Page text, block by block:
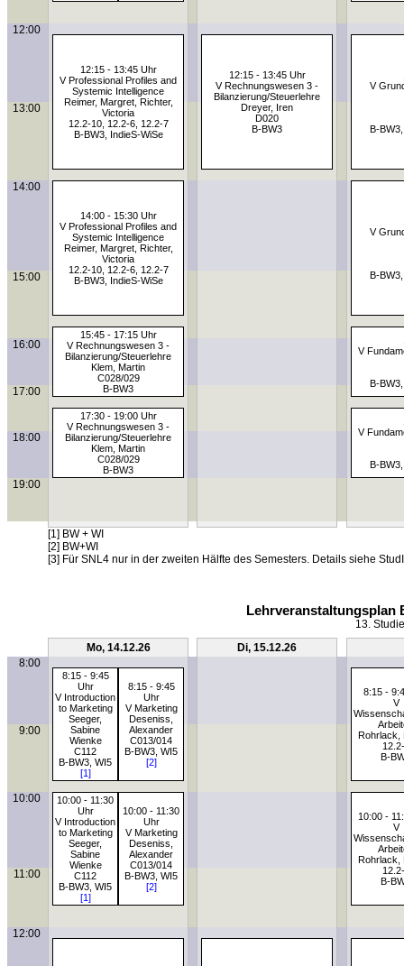
12:00
12:15 - 13:45 Uhr
V Professional Profiles and
Systemic Intelligence
Reimer, Margret, Richter,
Victoria
12.2-10, 12.2-6, 12.2-7
B-BW3, IndieS-WiSe
12:15 - 13:45 Uhr
V Rechnungswesen 3 -
Bilanzierung/Steuerlehre
Dreyer, Iren
D020
B-BW3
V
B-
13:00
14:00
14:00 - 15:30 Uhr
V Professional Profiles and
Systemic Intelligence
Reimer, Margret, Richter,
Victoria
12.2-10, 12.2-6, 12.2-7
B-BW3, IndieS-WiSe
V
B-
15:00
15:45 - 17:15 Uhr
V Rechnungswesen 3 -
Bilanzierung/Steuerlehre
Klem, Martin
C028/029
B-BW3
V
B-
16:00
17:00
17:30 - 19:00 Uhr
V Rechnungswesen 3 -
Bilanzierung/Steuerlehre
Klem, Martin
C028/029
B-BW3
V
B-
18:00
19:00
[1] BW + WI
[2] BW+WI
[3] Für SNL4 nur in der zweiten Hälfte des Semesters. Details siehe
Lehrveranstaltungsplan
13.
Mo, 14.12.26
Di, 15.12.26
8:00
8:15 - 9:45
Uhr
V Introduction
to Marketing
Seeger,
Sabine
Wienke
C112
B-BW3, WI5
[1]
8:15 - 9:45
Uhr
V Marketing
Deseniss,
Alexander
C013/014
B-BW3, WI5
[2]
8:15 -
V
Rohrlack,
B-
9:00
10:00
10:00 - 11:30
Uhr
V Introduction
to Marketing
Seeger,
Sabine
Wienke
C112
B-BW3, WI5
[1]
10:00 - 11:30
Uhr
V Marketing
Deseniss,
Alexander
C013/014
B-BW3, WI5
[2]
10:00 -
V
Rohrlack,
B-
11:00
12:00